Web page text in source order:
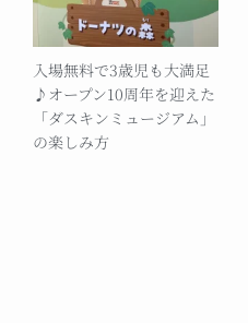
入場無料で3歳児も大満足
♪オープン10周年を迎えた
「ダスキンミュージアム」
の楽しみ方